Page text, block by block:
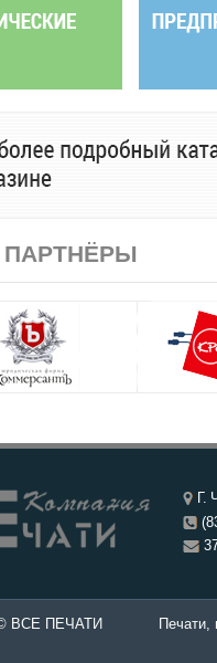
Г.
Печати,
© ВСЕ ПЕЧАТИ